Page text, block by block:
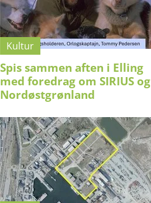
Kultur
Spis sammen aften i Elling
med foredrag om SIRIUS og
Nordøstgrønland